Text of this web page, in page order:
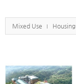
Mixed Use Housing